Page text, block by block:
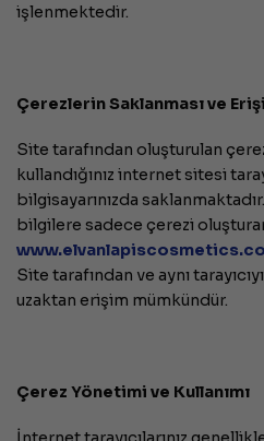
işlenmektedir.
Çerezlerin Saklanması ve
Site tarafından oluşturulan
kullandığınız internet sitesi
bilgisayarınızda
bilgilere sadece çerezi
www.
Site tarafından ve aynı
uzaktan erişim mümkündür.
Çerez Yönetimi ve Kullanımı